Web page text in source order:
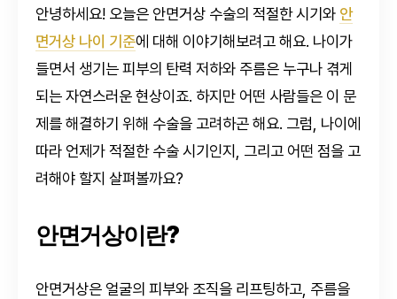
안녕하세요! 오늘은 안면거상 수술의 적절한 시기와 안
면거상 나이 기준에 대해 이야기해보려고 해요. 나이가
들면서 생기는 피부의 탄력 저하와 주름은 누구나 겪게
되는 자연스러운 현상이죠. 하지만 어떤 사람들은 이 문
제를 해결하기 위해 수술을 고려하곤 해요. 그럼, 나이에
따라 언제가 적절한 수술 시기인지, 그리고 어떤 점을 고
려해야 할지 살펴볼까요?
안면거상이란?
안면거상은 얼굴의 피부와 조직을 리프팅하고, 주름을